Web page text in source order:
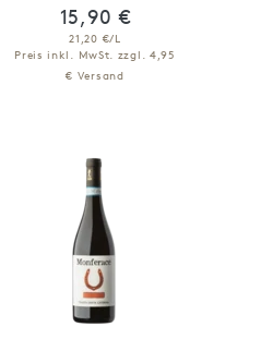
15,90 €
21,20 €/L
Preis inkl. MwSt. zzgl. 4,95
€ Versand